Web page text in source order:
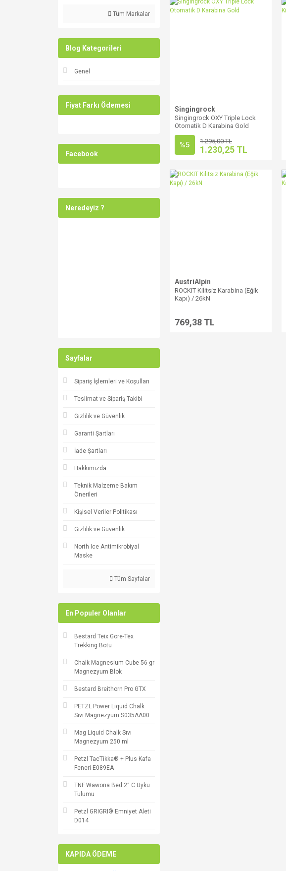
Tüm Markalar
Blog Kategorileri
Genel
Fiyat Farkı Ödemesi
Facebook
Neredeyiz ?
Sayfalar
Sipariş İşlemleri ve Koşulları
Teslimat ve Sipariş Takibi
Gizlilik ve Güvenlik
Garanti Şartları
İade Şartları
Hakkımızda
Teknik Malzeme Bakım
Önerileri
Kişisel Veriler Politikası
Gizlilik ve Güvenlik
North Ice Antimikrobiyal
Maske
Tüm Sayfalar
En Populer Olanlar
Bestard Teix Gore-Tex
Trekking Botu
Chalk Magnesium Cube 56 gr
Magnezyum Blok
Bestard Breithorn Pro GTX
PETZL Power Liquid Chalk
Sıvı Magnezyum S035AA00
Mag Liquid Chalk Sıvı
Magnezyum 250 ml
Petzl TacTikka® + Plus Kafa
Feneri E089EA
TNF Wawona Bed 2° C Uyku
Tulumu
Petzl GRIGRI® Emniyet Aleti
D014
KAPIDA ÖDEME
Singingrock
Singingrock OXY Triple Lock
Otomatik D Karabina Gold
%5 1.295,00 TL
1.230,25 TL
AustriAlpin
ROCKIT Kilitsiz Karabina (Eğik
Kapı) / 26kN
769,38 TL